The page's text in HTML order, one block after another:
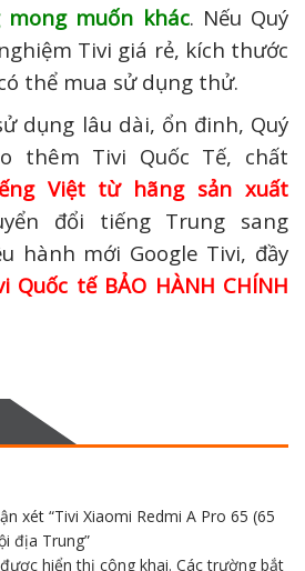
muốn khác. Nếu Quý
Tivi giá rẻ, kích thước
thể mua sử dụng thử.
dụng lâu dài, ổn đinh, Quý
thêm Tivi Quốc Tế, chất
Việt từ hãng sản xuất
đổi tiếng Trung sang
hành mới Google Tivi, đầy
Quốc tế BẢO HÀNH CHÍNH
xét “Tivi Xiaomi Redmi A Pro 65 (65
địa Trung”
hiển thị công khai. Các trường bắt